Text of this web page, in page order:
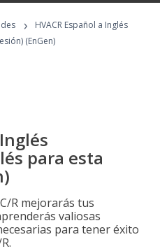
›
HVACR Español a Inglés
(EnGen)
para esta
R mejorarás tus
valiosas
para tener éxito